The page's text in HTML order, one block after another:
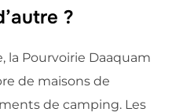
?
la Pourvoirie Daaquam
de maisons de
de camping. Les